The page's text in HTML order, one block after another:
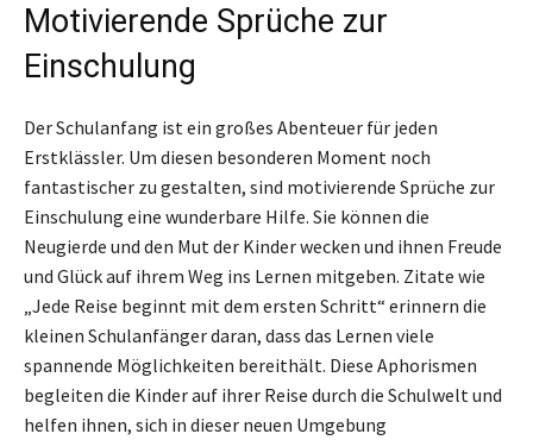
Motivierende Sprüche zur
Einschulung
Der Schulanfang ist ein großes Abenteuer für jeden
Erstklässler. Um diesen besonderen Moment noch
fantastischer zu gestalten, sind motivierende Sprüche zur
Einschulung eine wunderbare Hilfe. Sie können die
Neugierde und den Mut der Kinder wecken und ihnen Freude
und Glück auf ihrem Weg ins Lernen mitgeben. Zitate wie
„Jede Reise beginnt mit dem ersten Schritt“ erinnern die
kleinen Schulanfänger daran, dass das Lernen viele
spannende Möglichkeiten bereithält. Diese Aphorismen
begleiten die Kinder auf ihrer Reise durch die Schulwelt und
helfen ihnen, sich in dieser neuen Umgebung